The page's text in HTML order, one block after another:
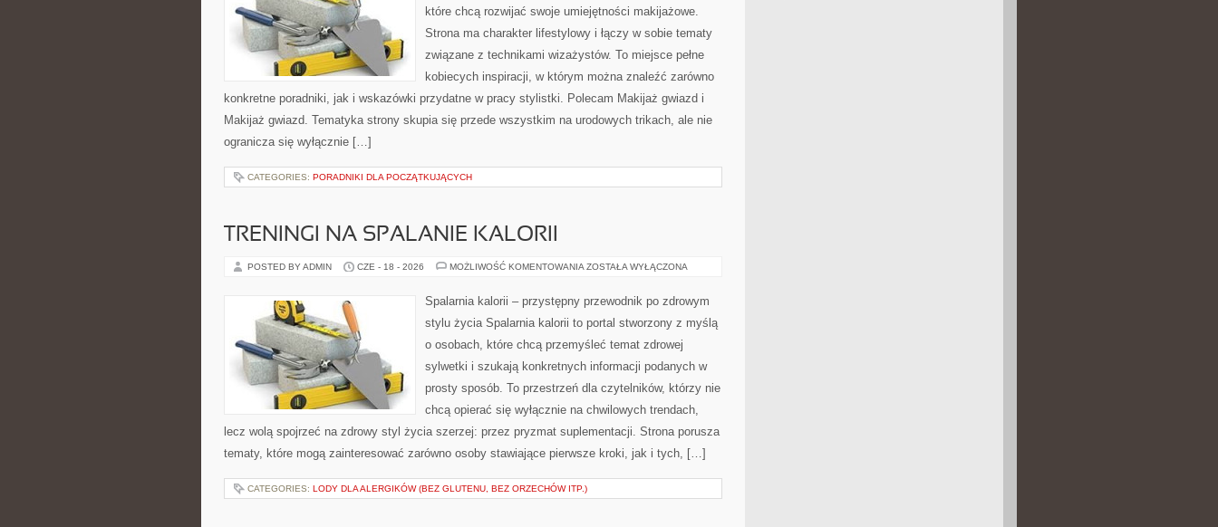
które chcą rozwijać swoje umiejętności makijażowe.
Strona ma charakter lifestylowy i łączy w sobie tematy
związane z technikami wizażystów. To miejsce pełne
kobiecych inspiracji, w którym można znaleźć zarówno
konkretne poradniki, jak i wskazówki przydatne w pracy stylistki. Polecam Makijaż gwiazd i
Makijaż gwiazd. Tematyka strony skupia się przede wszystkim na urodowych trikach, ale nie
ogranicza się wyłącznie […]
CATEGORIES: PORADNIKI DLA POCZĄTKUJĄCYCH
TRENINGI NA SPALANIE KALORII
POSTED BY ADMIN CZE - 18 - 2026 MOŻLIWOŚĆ KOMENTOWANIA TRENINGI
ZOSTAŁA WYŁĄCZONA
Spalarnia kalorii – przystępny przewodnik po zdrowym
stylu życia Spalarnia kalorii to portal stworzony z myślą
o osobach, które chcą przemyśleć temat zdrowej
sylwetki i szukają konkretnych informacji podanych w
prosty sposób. To przestrzeń dla czytelników, którzy nie
chcą opierać się wyłącznie na chwilowych trendach,
lecz wolą spojrzeć na zdrowy styl życia szerzej: przez pryzmat suplementacji. Strona porusza
tematy, które mogą zainteresować zarówno osoby stawiające pierwsze kroki, jak i tych, […]
CATEGORIES: LODY DLA ALERGIKÓW (BEZ GLUTENU, BEZ ORZECHÓW ITP.)